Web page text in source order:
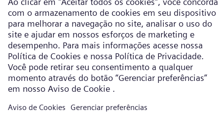
Termos de Uso
Informações corporativas
Siemens Energy é uma marca comercial licenciada pela Siemens AG. ©
Siemens Energy, 2026